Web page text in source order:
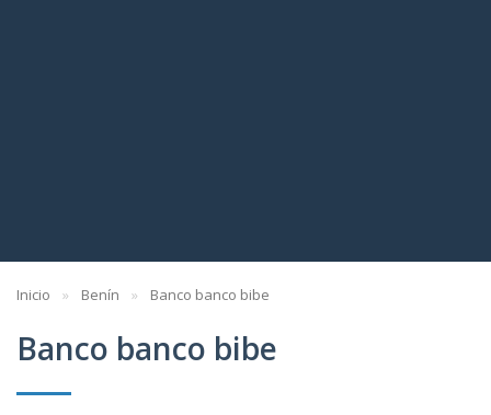
Inicio Benín Banco banco bibe
Banco banco bibe